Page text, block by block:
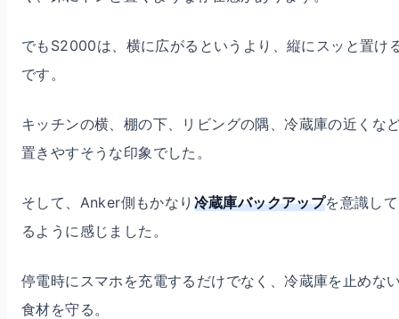
でもS2000は、横に広がるというより、縦にスッと置け
です。
キッチンの横、棚の下、リビングの隅、冷蔵庫の近くな
置きやすそうな印象でした。
そして、Anker側もかなり 冷蔵庫バックアップを意識し
るように感じました。
停電時にスマホを充電するだけでなく、冷蔵庫を止めな
食材を守る。